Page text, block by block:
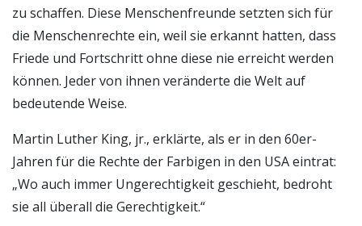
zu schaffen. Diese Menschenfreunde setzten sich für
die Menschenrechte ein, weil sie erkannt hatten, dass
Friede und Fortschritt ohne diese nie erreicht werden
können. Jeder von ihnen veränderte die Welt auf
bedeutende Weise.
Martin Luther King, jr., erklärte, als er in den 60er-
Jahren für die Rechte der Farbigen in den USA eintrat:
„Wo auch immer Ungerechtigkeit geschieht, bedroht
sie all überall die Gerechtigkeit.“